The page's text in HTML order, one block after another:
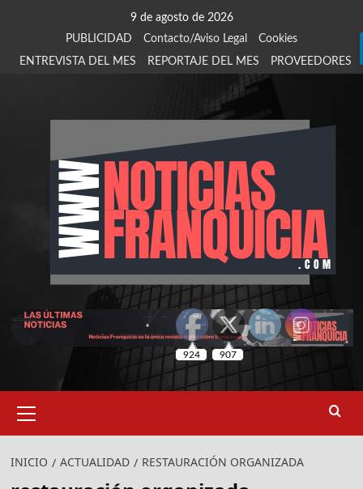
9 de agosto de 2026
PUBLICIDAD
Contacto/Aviso Legal
Cookies
ENTREVISTA DEL MES
REPORTAJE DEL MES PROVEEDORES
primario
INICIO ACTUALIDAD RESTAURACIÓN ORGANIZADA
924 907